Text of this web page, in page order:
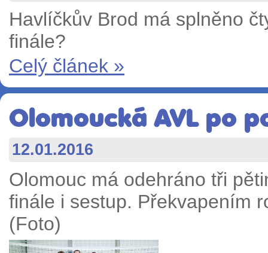
Havlíčkův Brod má splněno
finále?
Celý článek »
Olomoucká AVL po
12.01.2016
Olomouc má odehráno tři
finále i sestup. Překvapením
(Foto)